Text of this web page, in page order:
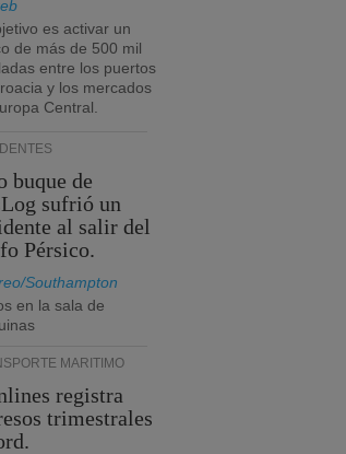
es activar un
de más de 500 mil
entre los puertos
y los mercados
Central.
buque de
sufrió un
al salir del
Pérsico.
Southampton
en la sala de
MARÍTIMO
registra
trimestrales